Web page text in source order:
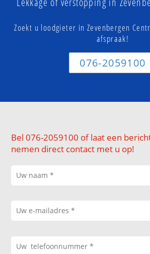
Zoekt u loodgieter in Zevenbergen
afspraak!
076-2059100
Bel 076-2059100 of laat een
nemen direct contact met u op!